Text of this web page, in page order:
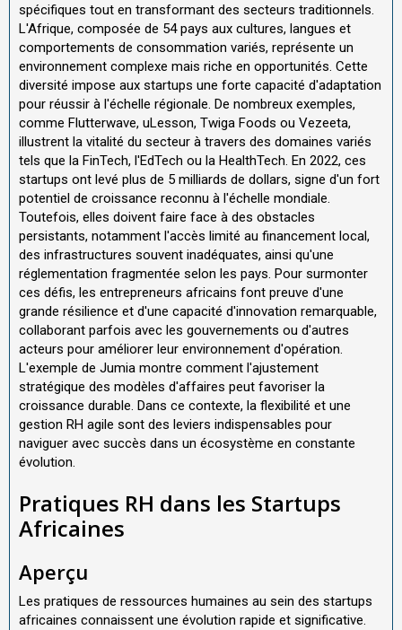
spécifiques tout en transformant des secteurs traditionnels.
L'Afrique, composée de 54 pays aux cultures, langues et
comportements de consommation variés, représente un
environnement complexe mais riche en opportunités. Cette
diversité impose aux startups une forte capacité d'adaptation
pour réussir à l'échelle régionale. De nombreux exemples,
comme Flutterwave, uLesson, Twiga Foods ou Vezeeta,
illustrent la vitalité du secteur à travers des domaines variés
tels que la FinTech, l'EdTech ou la HealthTech. En 2022, ces
startups ont levé plus de 5 milliards de dollars, signe d'un fort
potentiel de croissance reconnu à l'échelle mondiale.
Toutefois, elles doivent faire face à des obstacles
persistants, notamment l'accès limité au financement local,
des infrastructures souvent inadéquates, ainsi qu'une
réglementation fragmentée selon les pays. Pour surmonter
ces défis, les entrepreneurs africains font preuve d'une
grande résilience et d'une capacité d'innovation remarquable,
collaborant parfois avec les gouvernements ou d'autres
acteurs pour améliorer leur environnement d'opération.
L'exemple de Jumia montre comment l'ajustement
stratégique des modèles d'affaires peut favoriser la
croissance durable. Dans ce contexte, la flexibilité et une
gestion RH agile sont des leviers indispensables pour
naviguer avec succès dans un écosystème en constante
évolution.
Pratiques RH dans les Startups
Africaines
Aperçu
Les pratiques de ressources humaines au sein des startups
africaines connaissent une évolution rapide et significative.